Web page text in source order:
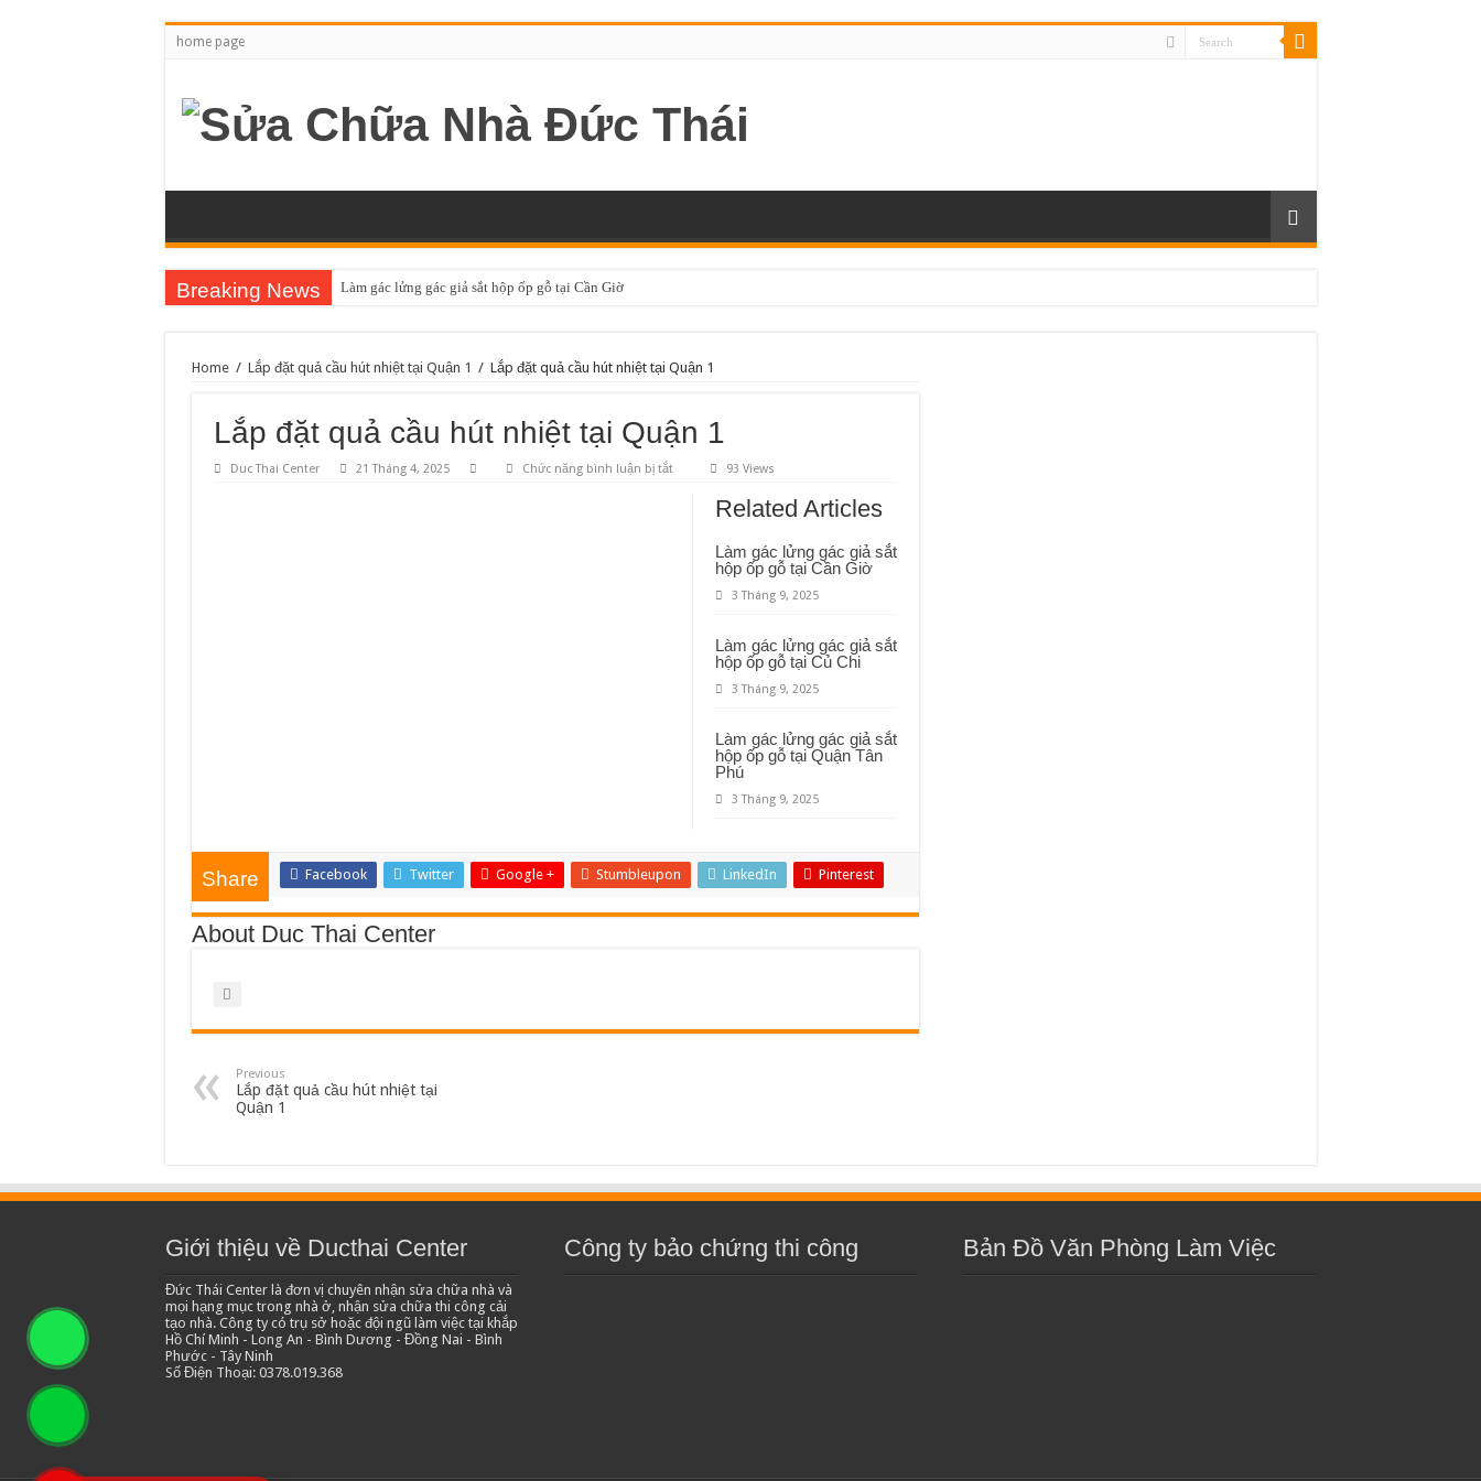
home page
Breaking News Làm gác lửng gác giả sắt hộp ốp gỗ tại Cần Giờ
Home / Lắp đặt quả cầu hút nhiệt tại Quận 1 / Lắp đặt quả cầu hút nhiệt tại Quận 1
Lắp đặt quả cầu hút nhiệt tại Quận 1
Duc Thai Center 21 Tháng 4, 2025 Chức năng bình luận bị tắtở
93 Views
Related Articles
Làm gác lửng gác giả sắt
hộp ốp gỗ tại Cần Giờ
3 Tháng 9, 2025
Làm gác lửng gác giả sắt
hộp ốp gỗ tại Củ Chi
3 Tháng 9, 2025
Làm gác lửng gác giả sắt
hộp ốp gỗ tại Quận Tân
Phú
3 Tháng 9, 2025
Share Facebook Twitter Google + Stumbleupon LinkedIn Pinterest
About Duc Thai Center
Previous
Lắp đặt quả cầu hút nhiệt tại
Quận 1
Giới thiệu về Ducthai Center
Đức Thái Center là đơn vị chuyên nhận sửa chữa nhà và
mọi hạng mục trong nhà ở, nhận sửa chữa thi công cải
tạo nhà. Công ty có trụ sở hoặc đội ngũ làm việc tại khắp
Hồ Chí Minh - Long An - Bình Dương - Đồng Nai - Bình
Phước - Tây Ninh
Số Điện Thoại: 0378.019.368
Công ty bảo chứng thi công Bản Đồ Văn Phòng Làm Việc